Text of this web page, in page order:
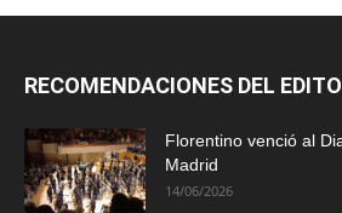
RECOMENDACIONES DEL
Florentino venció al
Madrid
14/06/2026